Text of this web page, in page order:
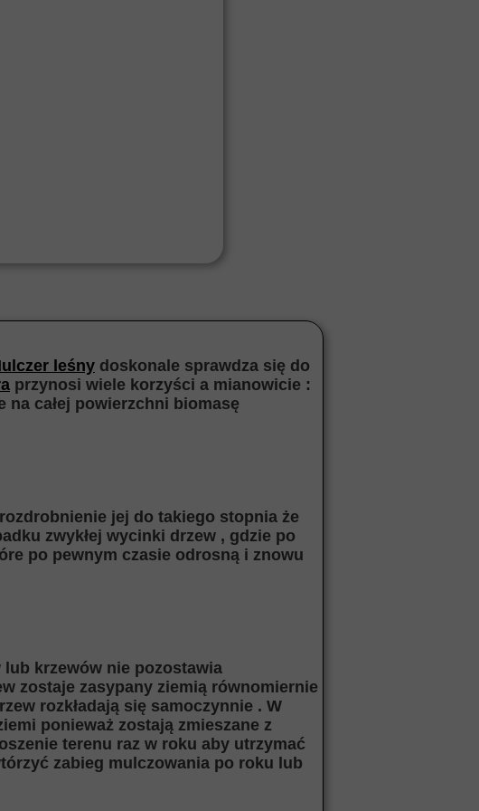
leśny doskonale sprawdza się do
przynosi wiele korzyści a mianowicie :
na całej powierzchni biomasę
jej do takiego stopnia że
zwykłej wycinki drzew , gdzie po
po pewnym czasie odrosną i znowu
krzewów nie pozostawia
zostaje zasypany ziemią równomiernie
rozkładają się samoczynnie . W
ponieważ zostają zmieszane z
terenu raz w roku aby utrzymać
zabieg mulczowania po roku lub